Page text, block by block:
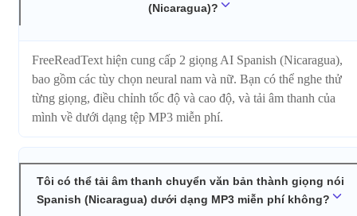
(Nicaragua)?
FreeReadText hiện cung cấp 2 giọng AI Spanish (Nicaragua),
bao gồm các tùy chọn neural nam và nữ. Bạn có thể nghe thử
từng giọng, điều chỉnh tốc độ và cao độ, và tải âm thanh của
mình về dưới dạng tệp MP3 miễn phí.
Tôi có thể tải âm thanh chuyển văn bản thành giọng nói
Spanish (Nicaragua) dưới dạng MP3 miễn phí không?